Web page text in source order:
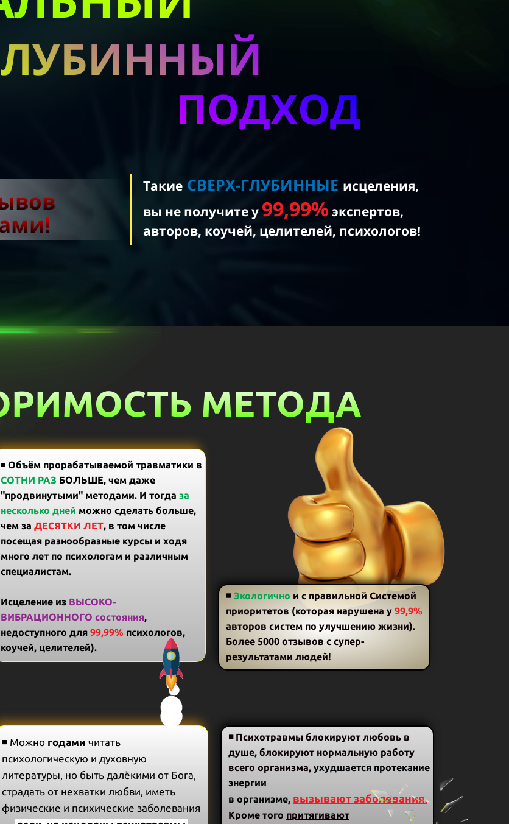
ЛУБИННЫЙ
ПОДХОД
Такие СВЕРХ-ГЛУБИННЫЕ исцеления,
вы не получитеу 99,99% экспертов,
авторов, коучей, целителей, психологов!
МЕТОДА
◾ Объём прорабатываемой травматики в
СОТНИ РАЗ БОЛЬШЕ, чем даже
"продвинутыми" методами. И тогда за
несколько дней можно сделать больше,
чем за ДЕСЯТКИ ЛЕТ, в том числе
посещая разнообразные курсы и ходя
много лет по психологам и различным
специалистам.
Исцеление из ВЫСОКО-
ВИБРАЦИОННОГО состояния,
недоступного для 99,99% психологов,
коучей, целителей).
◾ Экологично и с правильной Системой
приоритетов (которая нарушена у 99,9%
авторов систем по улучшению жизни).
Более 5000 отзывов с супер-
результатами людей!
◾ Можно годами читать
психологическую и духовную
литературы, но быть далёкими от Бога,
страдать от нехватки любви, иметь
физические и психические заболевания
◾ Психотравмы блокируют любовь в
душе, блокируют нормальную работу
всего организма, ухудшается протекание
энергии
в организме, вызывают заболевания.
Кроме того притягивают